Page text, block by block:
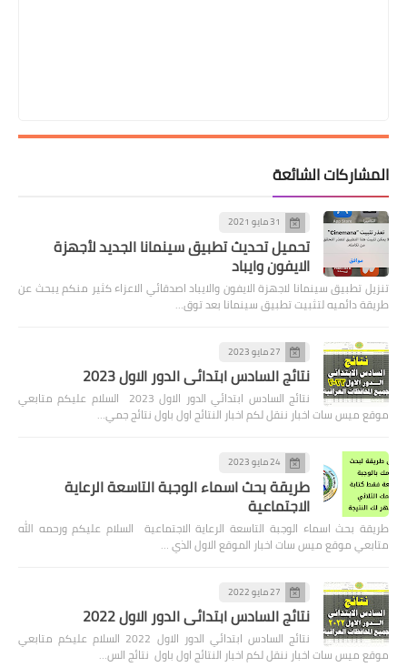
المشاركات الشائعة
31 مايو 2021
تحميل تحديث تطبيق سينمانا الجديد لأجهزة
الايفون وايباد
تنزيل تطبيق سينمانا لاجهزة الايفون والايباد اصدقائي الاعزاء كثير منكم يبحث عن
طريقة دائميه لتثبيت تطبيق سينمانا بعد توق…
27 مايو 2023
نتائج السادس ابتدائي الدور الاول 2023
نتائج السادس ابتدائي الدور الاول 2023 السلام عليكم متابعي
موقع ميس سات اخبار ننقل لكم اخبار النتائج اول باول نتائج جمي…
24 مايو 2023
طريقة بحث اسماء الوجبة التاسعة الرعاية
الاجتماعية
طريقة بحث اسماء الوجبة التاسعة الرعاية الاجتماعية السلام عليكم ورحمه الله
متابعي موقع ميس سات اخبار الموقع الاول الذي …
27 مايو 2022
نتائج السادس ابتدائي الدور الاول 2022
نتائج السادس ابتدائي الدور الاول 2022 السلام عليكم متابعي
موقع ميس سات اخبار ننقل لكم اخبار النتائج اول باول نتائج الس…